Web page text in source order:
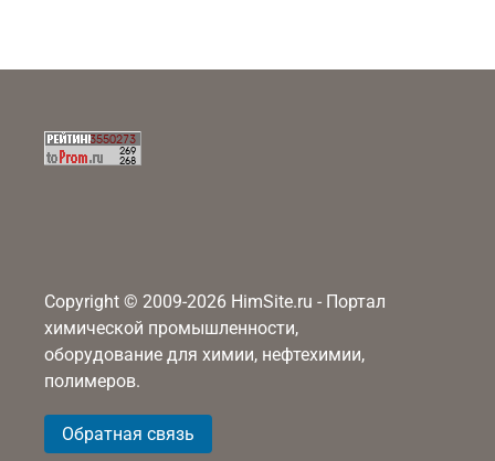
Copyright © 2009-2026 HimSite.ru - Портал
химической промышленности,
оборудование для химии, нефтехимии,
полимеров.
Обратная связь